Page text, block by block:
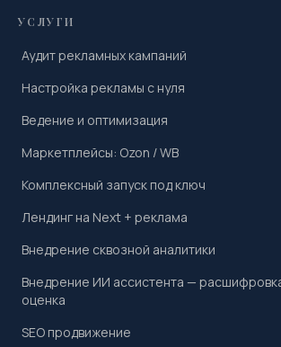
УСЛУГИ
Аудит рекламных кампаний
Настройка рекламы с нуля
Ведение и оптимизация
Маркетплейсы: Ozon / WB
Комплексный запуск под ключ
Лендинг на Next + реклама
Внедрение сквозной аналитики
Внедрение ИИ ассистента —
оценка
SEO продвижение